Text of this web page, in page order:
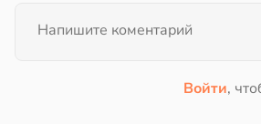
Войти,